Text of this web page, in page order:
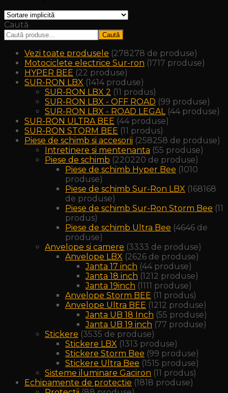
Caută
Caută
Vezi toate produsele 278278 de produse
Motociclete electrice Sur-ron 1717 produse
HYPER BEE 22 produse
SUR-RON LBX 1414 produse
SUR-RON LBX 2 11 produs
SUR-RON LBX - OFF ROAD 99 produse
SUR-RON LBX - ROAD LEGAL 44 produse
SUR-RON ULTRA BEE 44 produse
SUR-RON STORM BEE 11 produs
Piese de schimb si accesorii 258258 de produse
Intretinere si mentenanta 55 produse
Piese de schimb 220220 de produse
Piese de schimb Hyper Bee 1010
produse
Piese de schimb Sur-Ron LBX 168168
de produse
Piese de schimb Sur-Ron Storm Bee 11
produs
Piese de schimb Ultra Bee 4646 de
produse
Anvelope si camere 3333 de produse
Anvelope LBX 2626 de produse
Janta 17 inch 44 produse
Janta 18 inch 1212 produse
Janta 19inch 1111 produse
Anvelope Storm BEE 11 produs
Anvelope Ultra BEE 1212 produse
Janta UB 18 Inch 55 produse
Janta UB 19 inch 77 produse
Stickere 3535 de produse
Stickere LBX 1313 produse
Stickere Storm Bee 99 produse
Stickere Ultra Bee 1515 produse
Sisteme iluminare Gaciron 11 produs
Echipamente de protectie 1818 produse